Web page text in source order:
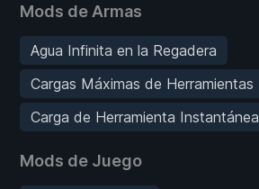
Mods de Armas
Agua Infinita en la Regadera
Cargas Máximas de Herramientas
Carga de Herramienta Instantánea
Mods de Juego